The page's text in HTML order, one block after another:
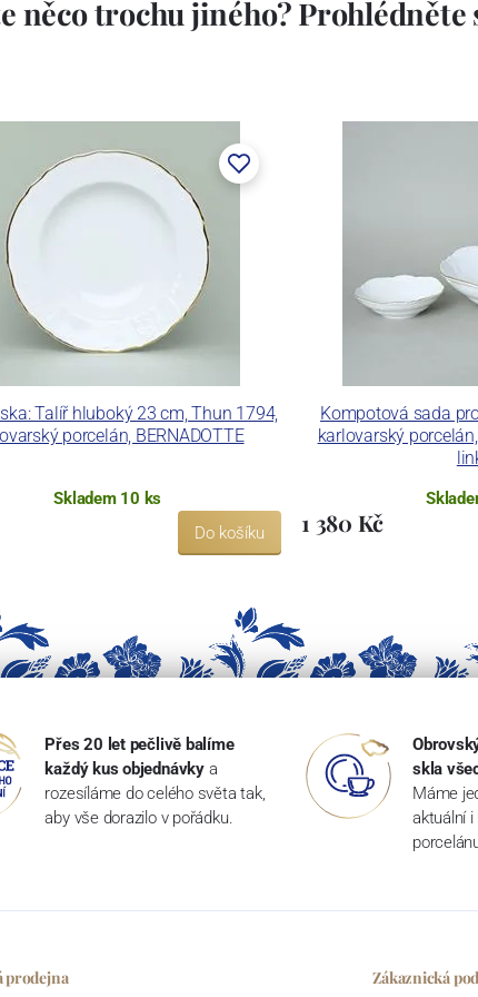
zařízení. Závod je vybaven zařízením na
pecemi a vtavnou dekorační pecí. Závod je
dekoračních technik.
LC a Thun Hotel & Restaurant.
něco trochu jiného?
Talíř hluboký 23 cm, Thun 1794,
porcelán, BERNADOTTE
Skladem 10 ks
Do košíku
Kompotová sada
karlovarský
1 380 Kč
Přes 20 let pečlivě balíme
každý kus objednávky a
rozesíláme do celého světa tak,
aby vše dorazilo v pořádku.
skla
Máme
aktuální
prodejna Zákaznická